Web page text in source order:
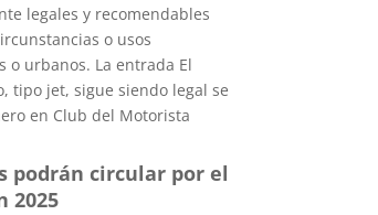
legales y recomendables
o usos
o urbanos. La entrada El
tipo jet, sigue siendo legal se
en Club del Motorista
podrán circular por el
2025